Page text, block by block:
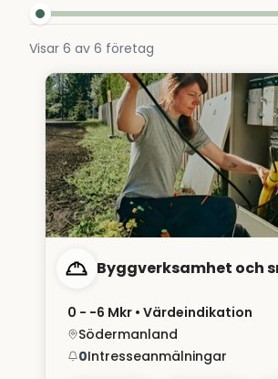
Visar 6 av 6 företag
Byggverksamhet och
0 - −6 Mkr • Värdeindikation
Södermanland
0Intresseanmälningar